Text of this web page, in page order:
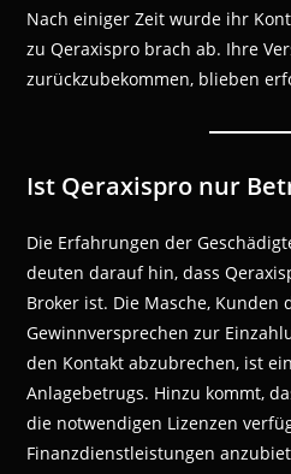
Nach einiger Zeit wurde ihr
zu Qeraxispro brach ab. Ihre
zurückzubekommen, blieben
Ist Qeraxispro nur
Die Erfahrungen der
deuten darauf hin, dass
Broker ist. Die Masche, Kunden
Gewinnversprechen zur
den Kontakt abzubrechen, ist
Anlagebetrugs. Hinzu kommt,
die notwendigen Lizenzen
Finanzdienstleistungen